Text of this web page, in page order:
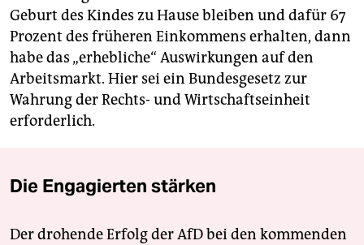
Geburt des Kindes zu Hause bleiben und dafür 67
Prozent des früheren Einkommens erhalten, dann
habe das „erhebliche“ Auswirkungen auf den
Arbeitsmarkt. Hier sei ein Bundesgesetz zur
Wahrung der Rechts- und Wirtschaftseinheit
erforderlich.
Die Engagierten stärken
Der drohende Erfolg der AfD bei den kommenden